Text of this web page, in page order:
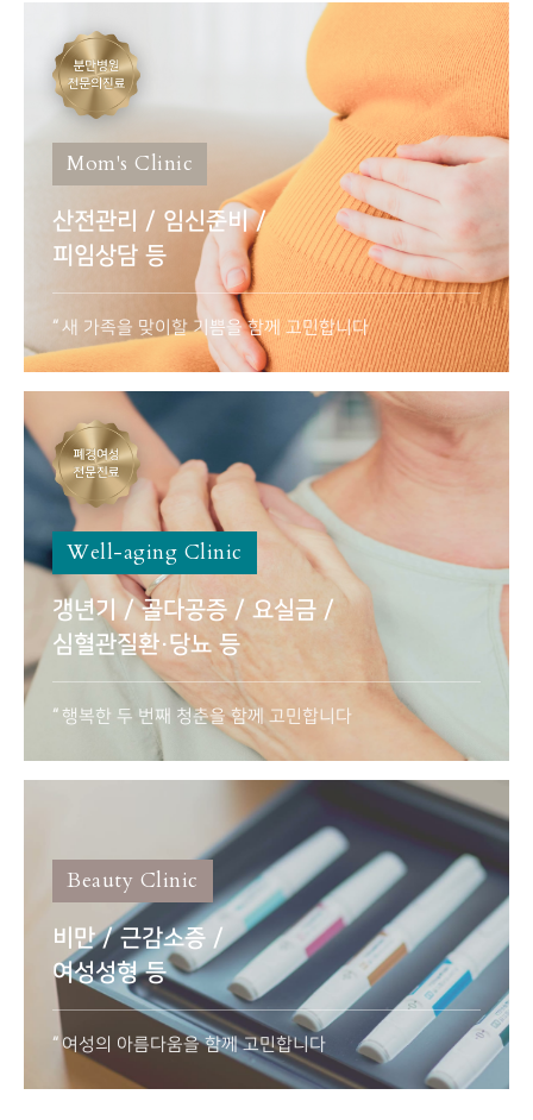
Mom's Clinic
산전관리 / 임신준비 /
피임상담 등
새 가족을 맞이할 기쁨을 함께 고민합니다
Well-aging Clinic
갱년기 / 골다공증 / 요실금 /
심혈관질환·당뇨 등
행복한 두 번째 청춘을 함께 고민합니다
Beauty Clinic
비만 / 근감소증 /
여성성형 등
여성의 아름다움을 함께 고민합니다